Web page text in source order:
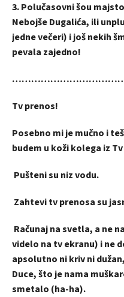
3. Polučasovni šou
Nebojše Dugalića, ili
jedne večeri) i još nekih
pevala zajedno!
Tv prenos!
Posebno mi je mučno i
budem u koži kolega iz
Pušteni su niz vodu.
Zahtevi tv prenosa su
Računaj na svetla, a ne
videlo na tv ekranu) i ne
apsolutno ni kriv ni
Duce, što je nama
smetalo (ha-ha).